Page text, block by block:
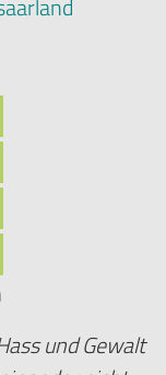
und Gewalt